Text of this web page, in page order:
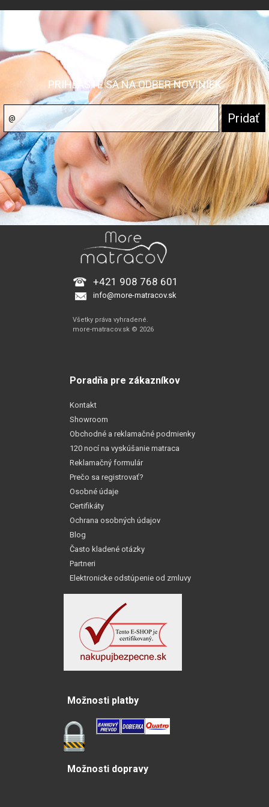
PRIHLÁSTE SA NA ODBER NOVINIEK
+421 908 768 601
info@more-matracov.sk
Všetky práva vyhradené.
more-matracov.sk © 2026
Poradňa pre zákazníkov
Kontakt
Showroom
Obchodné a reklamačné podmienky
120 nocí na vyskúšanie matraca
Reklamačný formulár
Prečo sa registrovať?
Osobné údaje
Certifikáty
Ochrana osobných údajov
Blog
Často kladené otázky
Partneri
Elektronicke odstúpenie od zmluvy
Možnosti platby
Možnosti dopravy